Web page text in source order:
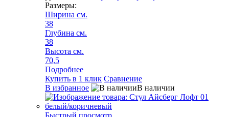
Размеры:
Ширина см.
38
Глубина см.
38
Высота см.
70,5
Подробнее
Купить в 1 клик Сравнение
В избранное
В наличии
Быстрый просмотр